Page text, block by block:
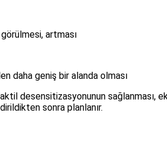
artması
daha geniş bir alanda olması
desensitizasyonunun sağlanması,
sonra planlanır.